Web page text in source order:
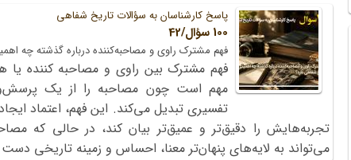
پاسخ کارشناسان به سؤالات تاریخ شفاهی
100 سؤال/42
فهم مشترک راوی و مصاحبه‌کننده درباره گذشته چه
فهم مشترک بین راوی و مصاحبه کننده یا
مهم است چون مصاحبه را از یک
تفسیری تبدیل می‌کند. این فهم، اعتماد
تجربه‌هایش را دقیق‌تر و عمیق‌تر بیان کند، در حالی که
می‌تواند به لایه‌های پنهان‌تر معنا، احساس و زمینه تاریخی دست